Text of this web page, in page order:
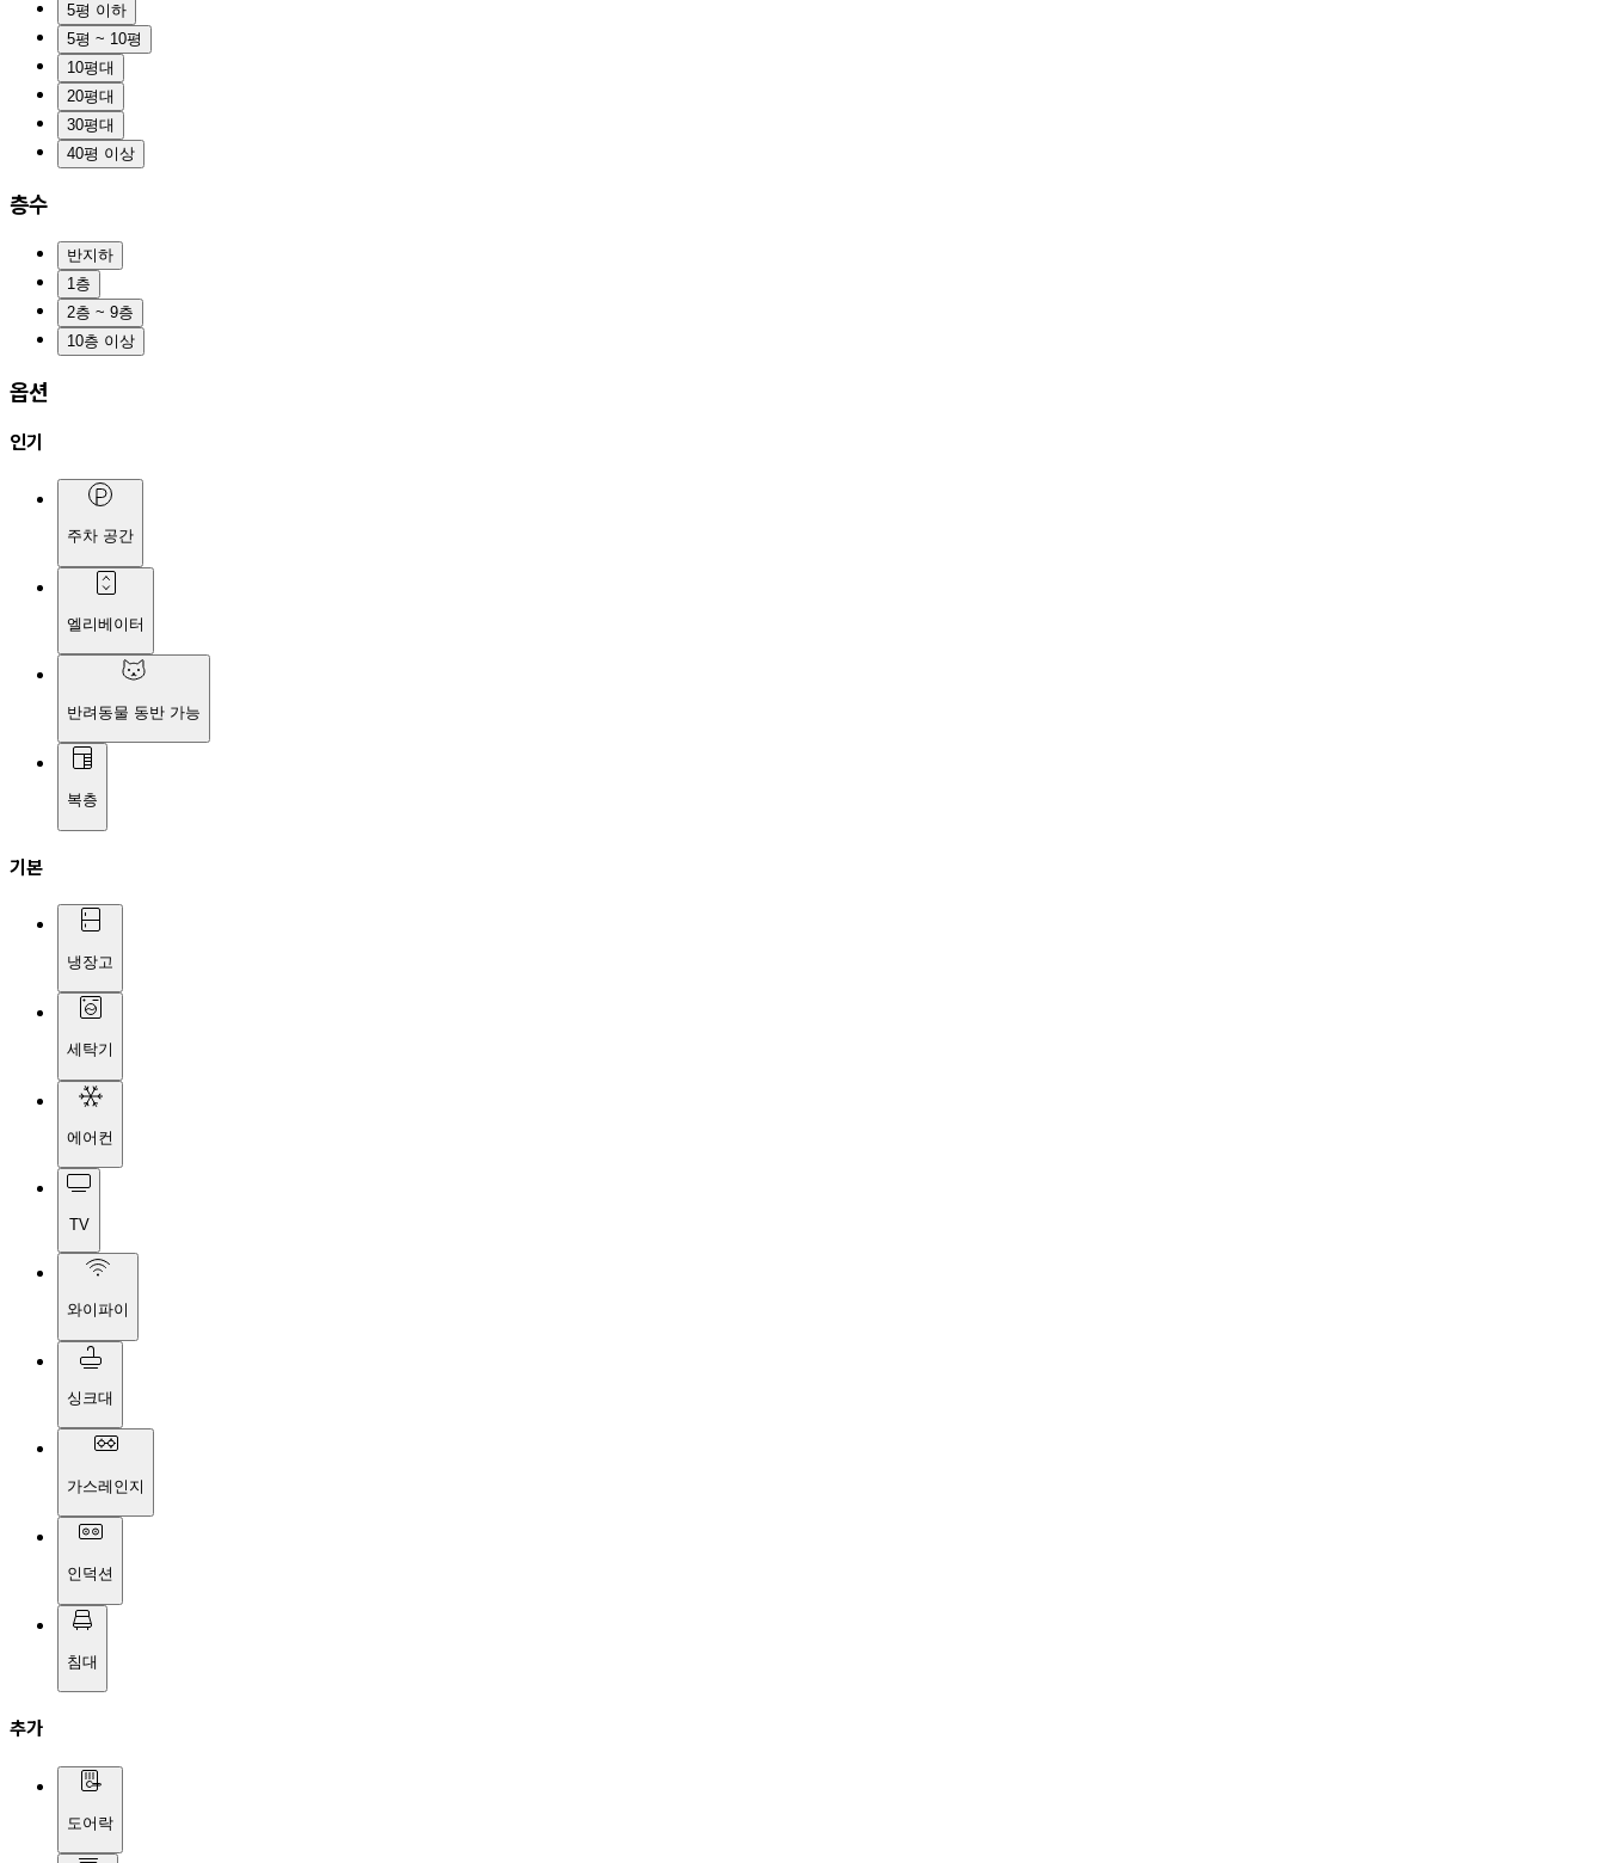
5평 이하
5평 ~ 10평
10평대
20평대
30평대
40평 이상
층수
반지하
1층
2층 ~ 9층
10층 이상
옵션
인기
주차 공간
엘리베이터
반려동물 동반 가능
복층
기본
냉장고
세탁기
에어컨
TV
와이파이
싱크대
가스레인지
인덕션
침대
추가
도어락